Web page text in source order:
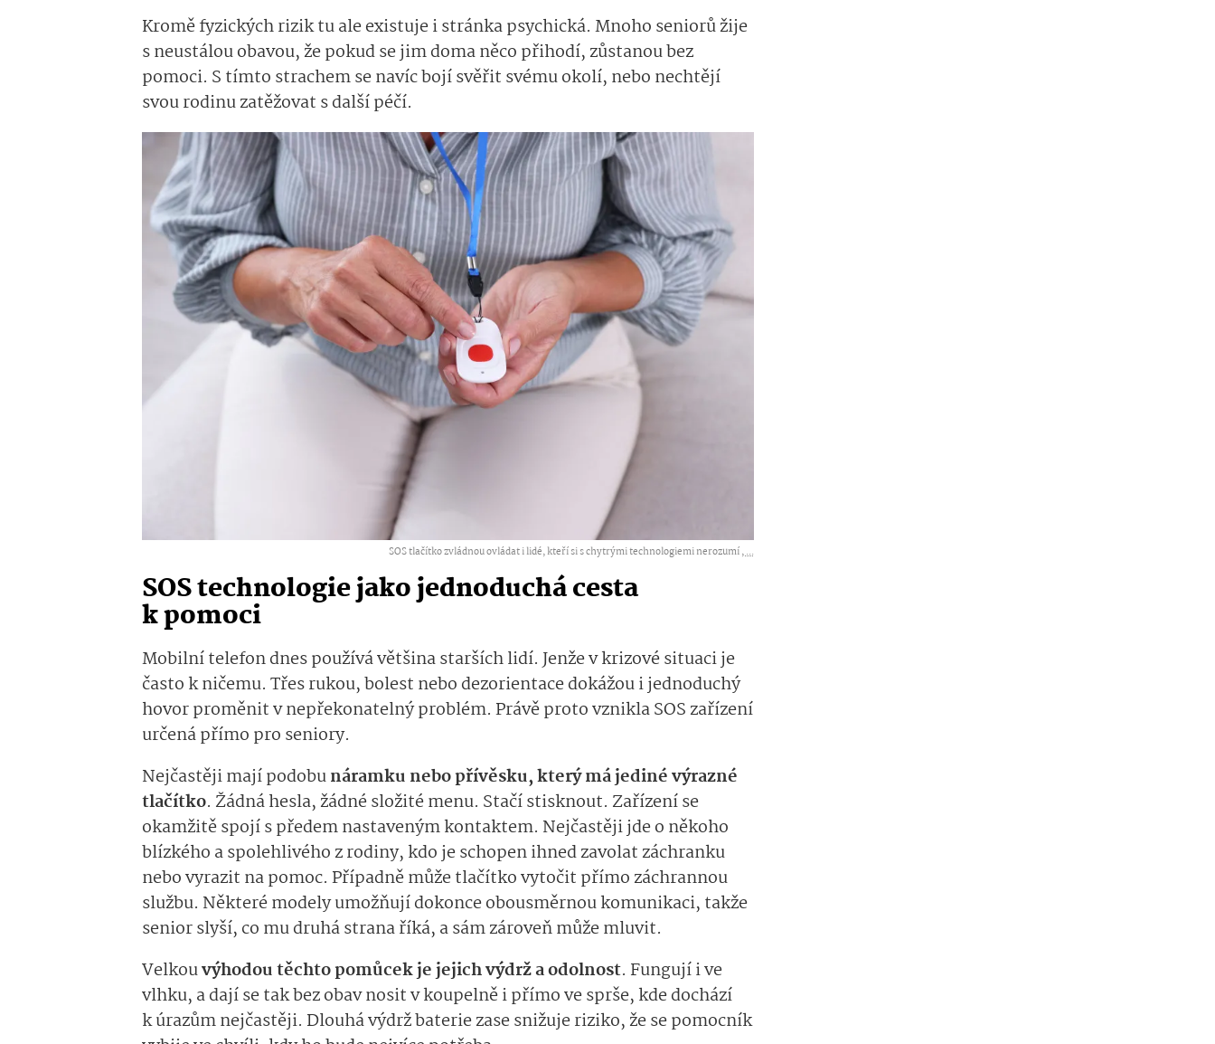
Kromě fyzických rizik tu ale existuje i stránka psychická. Mnoho seniorů žije
s neustálou obavou, že pokud se jim doma něco přihodí, zůstanou bez
pomoci. S tímto strachem se navíc bojí svěřit svému okolí, nebo nechtějí
svou rodinu zatěžovat s další péčí.
SOS tlačítko zvládnou ovládat i lidé, kteří si s chytrými technologiemi nerozumí ,...
SOS technologie jako jednoduchá cesta
k pomoci
Mobilní telefon dnes používá většina starších lidí. Jenže v krizové situaci je
často k ničemu. Třes rukou, bolest nebo dezorientace dokážou i jednoduchý
hovor proměnit v nepřekonatelný problém. Právě proto vznikla SOS zařízení
určená přímo pro seniory.
Nejčastěji mají podobunáramku nebo přívěsku, který má jediné výrazné
tlačítko. Žádná hesla, žádné složité menu. Stačí stisknout. Zařízení se
okamžitě spojí s předem nastaveným kontaktem. Nejčastěji jde o někoho
blízkého a spolehlivého z rodiny, kdo je schopen ihned zavolat záchranku
nebo vyrazit na pomoc. Případně může tlačítko vytočit přímo záchrannou
službu. Některé modely umožňují dokonce obousměrnou komunikaci, takže
senior slyší, co mu druhá strana říká, a sám zároveň může mluvit.
Velkouvýhodou těchto pomůcek je jejich výdrž a odolnost. Fungují i ve
vlhku, a dají se tak bez obav nosit v koupelně i přímo ve sprše, kde dochází
k úrazům nejčastěji. Dlouhá výdrž baterie zase snižuje riziko, že se pomocník